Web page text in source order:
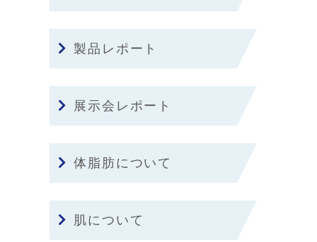
製品レポート
展示会レポート
体脂肪について
肌について